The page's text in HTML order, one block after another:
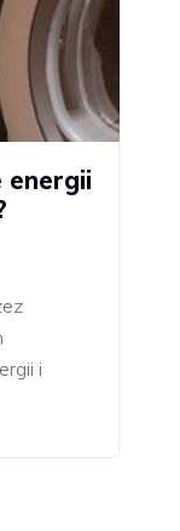
energii
i